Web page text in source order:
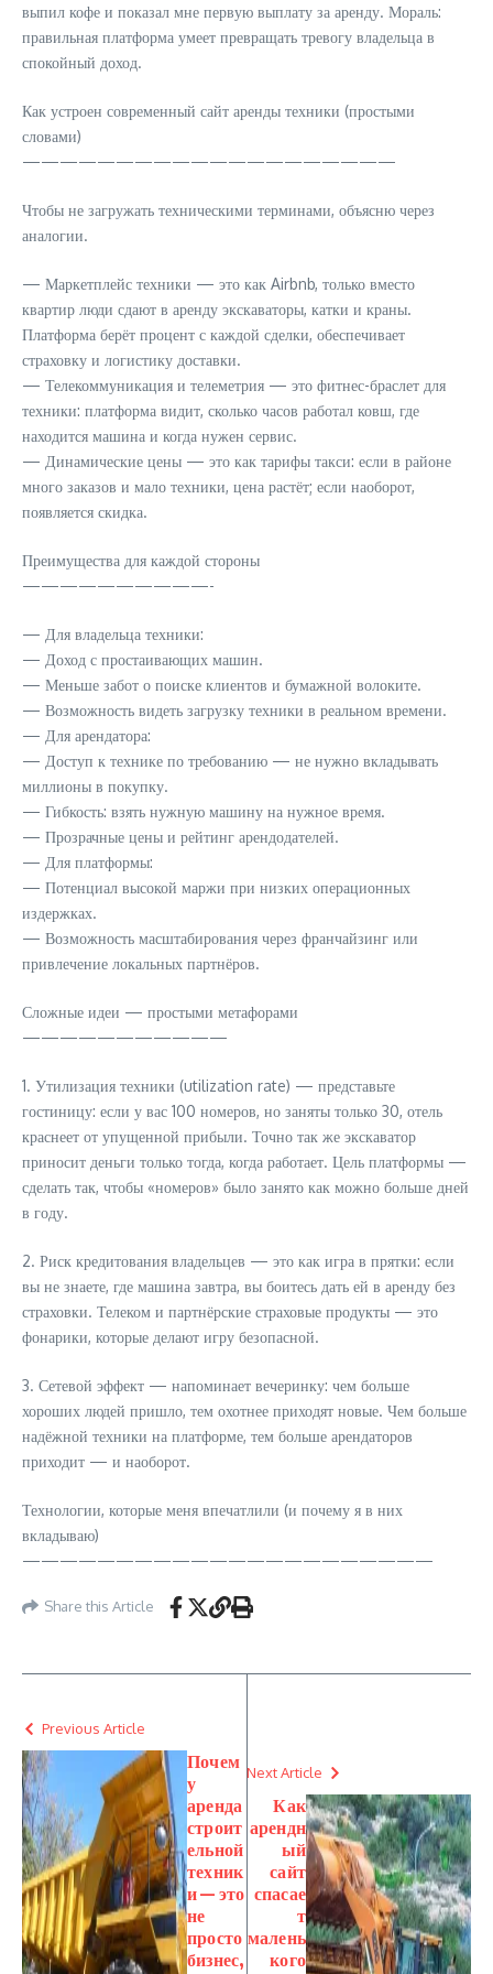
выпил кофе и показал мне первую выплату за аренду. Мораль:
правильная платформа умеет превращать тревогу владельца в
спокойный доход.
Как устроен современный сайт аренды техники (простыми
словами)
————————————————————
Чтобы не загружать техническими терминами, объясню через
аналогии.
— Маркетплейс техники — это как Airbnb, только вместо
квартир люди сдают в аренду экскаваторы, катки и краны.
Платформа берёт процент с каждой сделки, обеспечивает
страховку и логистику доставки.
— Телекоммуникация и телеметрия — это фитнес-браслет для
техники: платформа видит, сколько часов работал ковш, где
находится машина и когда нужен сервис.
— Динамические цены — это как тарифы такси: если в районе
много заказов и мало техники, цена растёт; если наоборот,
появляется скидка.
Преимущества для каждой стороны
——————————-
— Для владельца техники:
— Доход с простаивающих машин.
— Меньше забот о поиске клиентов и бумажной волоките.
— Возможность видеть загрузку техники в реальном времени.
— Для арендатора:
— Доступ к технике по требованию — не нужно вкладывать
миллионы в покупку.
— Гибкость: взять нужную машину на нужное время.
— Прозрачные цены и рейтинг арендодателей.
— Для платформы:
— Потенциал высокой маржи при низких операционных
издержках.
— Возможность масштабирования через франчайзинг или
привлечение локальных партнёров.
Сложные идеи — простыми метафорами
———————————
1. Утилизация техники (utilization rate) — представьте
гостиницу: если у вас 100 номеров, но заняты только 30, отель
краснеет от упущенной прибыли. Точно так же экскаватор
приносит деньги только тогда, когда работает. Цель платформы —
сделать так, чтобы «номеров» было занято как можно больше дней
в году.
2. Риск кредитования владельцев — это как игра в прятки: если
вы не знаете, где машина завтра, вы боитесь дать ей в аренду без
страховки. Телеком и партнёрские страховые продукты — это
фонарики, которые делают игру безопасной.
3. Сетевой эффект — напоминает вечеринку: чем больше
хороших людей пришло, тем охотнее приходят новые. Чем больше
надёжной техники на платформе, тем больше арендаторов
приходит — и наоборот.
Технологии, которые меня впечатлили (и почему я в них
вкладываю)
——————————————————————
Share this Article
Previous Article
Почем
у
аренда
строит
ельной
техник
и — это
не
просто
бизнес,
Next Article
Как
арендн
ый
сайт
спасае
т
малень
кого